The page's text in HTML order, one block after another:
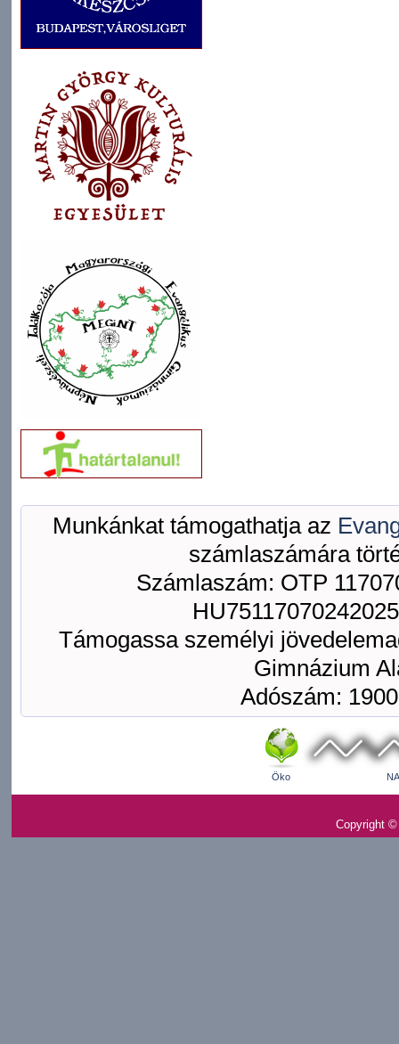
Munkánkat támogathatja az
számlaszámára
Számlaszám: OTP
Támogassa személyi
Gimnázium
Adószám:
Öko
Copyright